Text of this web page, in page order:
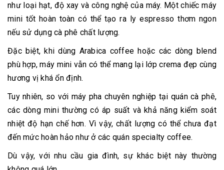
như loại hạt, độ xay và công nghệ của máy. Một chiếc máy
mini tốt hoàn toàn có thể tạo ra ly espresso thơm ngon
nếu sử dụng cà phê chất lượng.
Đặc biệt, khi dùng Arabica coffee hoặc các dòng blend
phù hợp, máy mini vẫn có thể mang lại lớp crema đẹp cùng
hương vị khá ổn định.
Tuy nhiên, so với máy pha chuyên nghiệp tại quán cà phê,
các dòng mini thường có áp suất và khả năng kiểm soát
nhiệt độ hạn chế hơn. Vì vậy, chất lượng có thể chưa đạt
đến mức hoàn hảo như ở các quán specialty coffee.
Dù vậy, với nhu cầu gia đình, sự khác biệt này thường